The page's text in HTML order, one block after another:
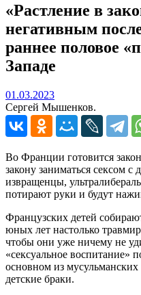
«Растление в
негативным
раннее половое
Западе
01.03.202301.03.2023
Сергей Мышенков.
Во Франции готовится
закону заниматься сексом
извращенцы,
потирают руки и будут
Французских детей
юных лет настолько
чтобы они уже ничему не
«сексуальное воспитание»
основном из
детские браки.